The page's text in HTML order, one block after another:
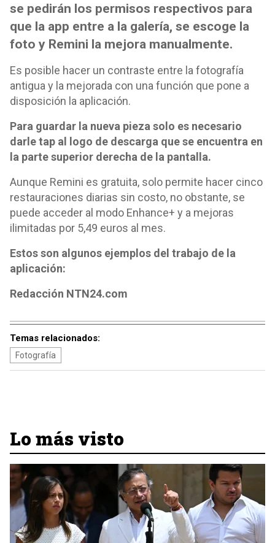
se pedirán los permisos respectivos para
que la app entre a la galería, se escoge la
foto y Remini la mejora manualmente.
Es posible hacer un contraste entre la fotografía
antigua y la mejorada con una función que pone a
disposición la aplicación.
Para guardar la nueva pieza solo es necesario
darle tap al logo de descarga que se encuentra en
la parte superior derecha de la pantalla.
Aunque Remini es gratuita, solo permite hacer cinco
restauraciones diarias sin costo, no obstante, se
puede acceder al modo Enhance+ y a mejoras
ilimitadas por 5,49 euros al mes.
Estos son algunos ejemplos del trabajo de la
aplicación:
Redacción NTN24.com
Temas relacionados:
Fotografía
Lo más visto